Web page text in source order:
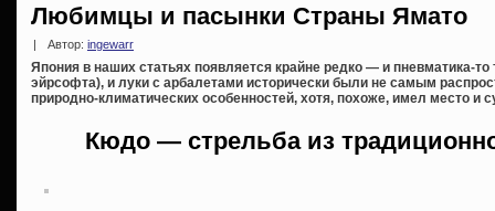
Любимцы и пасынки Страны Ямато
Автор: ingewarr
Япония в наших статьях появляется крайне редко — и пневматика-то
эйрсофта), и луки с арбалетами исторически были не самым
природно-климатических особенностей, хотя, похоже, имел место и
Кюдо — стрельба из